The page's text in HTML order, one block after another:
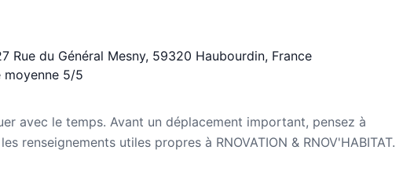
Rue du Général Mesny, 59320 Haubourdin, France
moyenne 5/5
avec le temps. Avant un déplacement important, pensez à
renseignements utiles propres à RNOVATION & RNOV'HABITAT.